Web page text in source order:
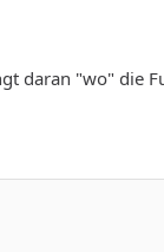
daran "wo" die